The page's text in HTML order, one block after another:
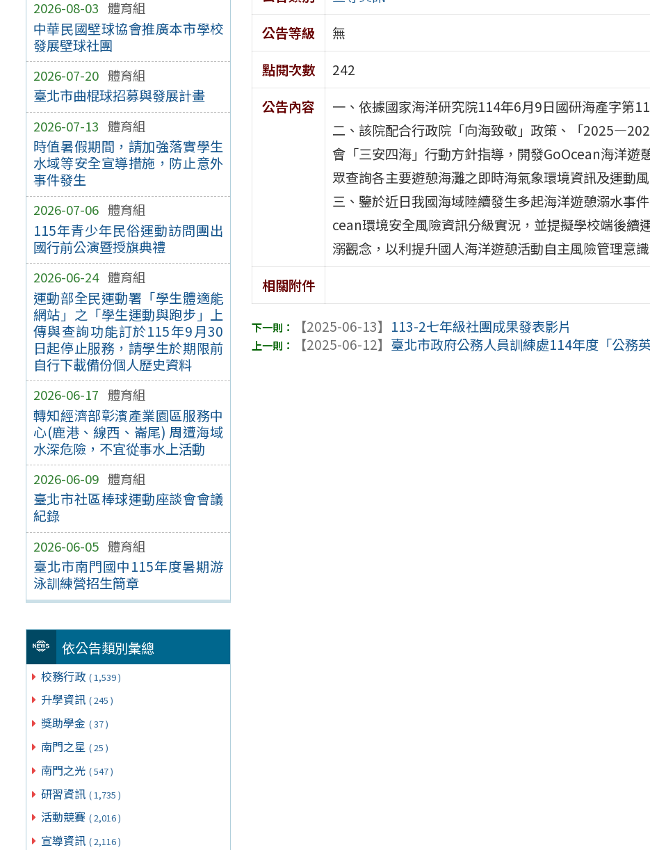
2026-08-03 體育組
中華民國壁球協會推廣本市學校
發展壁球社團
2026-07-20 體育組
臺北市曲棍球招募與發展計畫
2026-07-13 體育組
時值暑假期間，請加強落實學生
水域等安全宣導措施，防止意外
事件發生
2026-07-06 體育組
115年青少年民俗運動訪問團出
國行前公演暨授旗典禮
2026-06-24 體育組
運動部全民運動署「學生體適能
網站」之「學生運動與跑步」上
傳與查詢功能訂於115年9月30
日起停止服務，請學生於期限前
自行下載備份個人歷史資料
2026-06-17 體育組
轉知經濟部彰濱產業園區服務中
心(鹿港、線西、崙尾) 周遭海域
水深危險，不宜從事水上活動
2026-06-09 體育組
臺北市社區棒球運動座談會會議
紀錄
2026-06-05 體育組
臺北市南門國中115年度暑期游
泳訓練營招生簡章
依公告類別彙總
校務行政 ( 1,539 )
升學資訊 ( 245 )
獎助學金 ( 37 )
南門之星 ( 25 )
南門之光 ( 547 )
研習資訊 ( 1,735 )
活動競賽 ( 2,016 )
宣導資訊 ( 2,116 )
公告等級
無
點閱次數
242
公告內容
一、依據國家海洋研究院114年6月9日國研海產字第
二、該院配合行政院「向海致敬」政策、「
會「三安四海」行動方針指導，開發GoOcean海洋遊
眾查詢各主要遊憩海灘之即時海氣象環境資訊及運動
三、鑒於近日我國海域陸續發生多起海洋遊憩溺水事
cean環境安全風險資訊分級實況，並提擬學校端後續
溺觀念，以利提升國人海洋遊憩活動自主風險管理意識
相關附件
【2025-06-13】 113-2七年級社團成果發表影片
【2025-06-12】 臺北市政府公務人員訓練處114年度「公務